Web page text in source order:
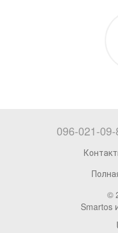
096-021-
©
Smartos